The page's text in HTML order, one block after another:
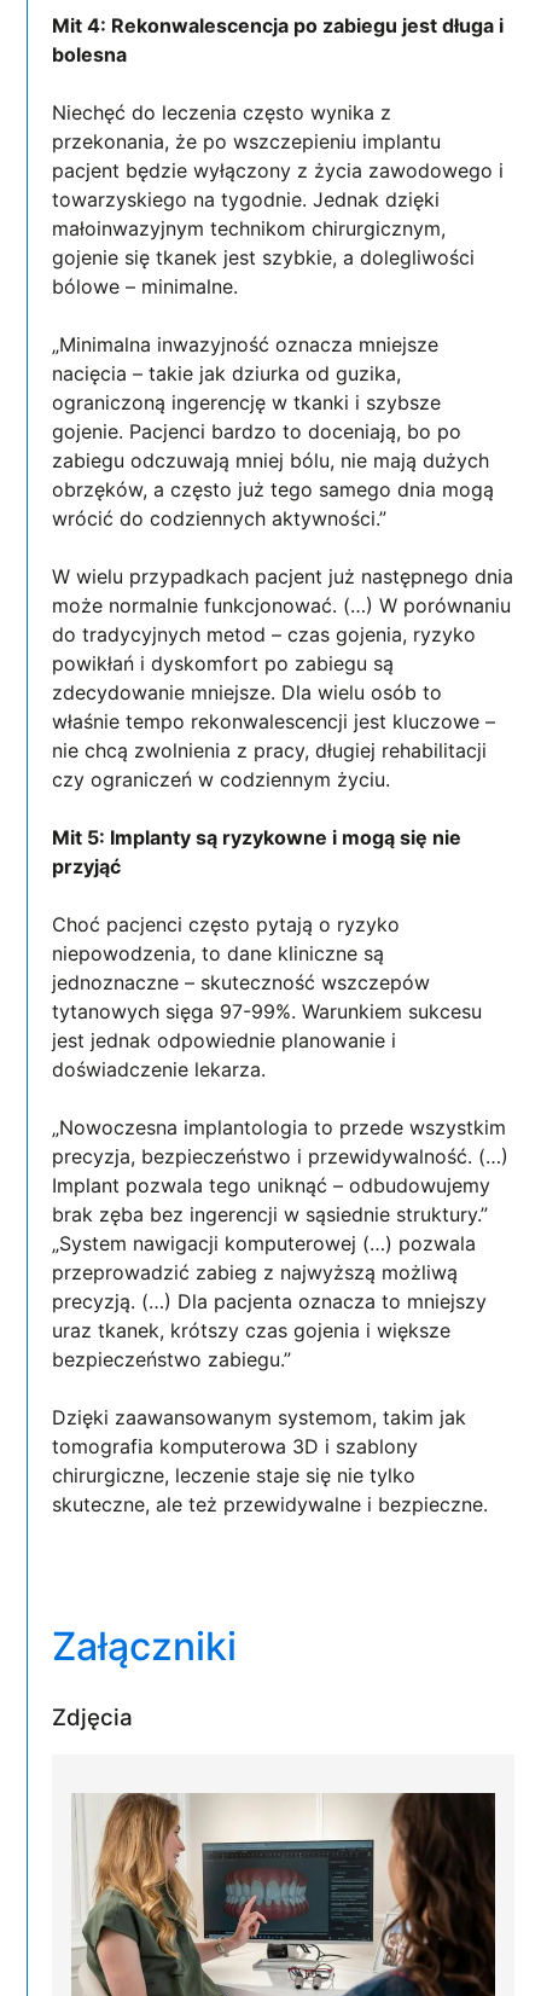
Mit 4: Rekonwalescencja po zabiegu jest długa i
bolesna
Niechęć do leczenia często wynika z
przekonania, że po wszczepieniu implantu
pacjent będzie wyłączony z życia zawodowego i
towarzyskiego na tygodnie. Jednak dzięki
małoinwazyjnym technikom chirurgicznym,
gojenie się tkanek jest szybkie, a dolegliwości
bólowe – minimalne.
„Minimalna inwazyjność oznacza mniejsze
nacięcia – takie jak dziurka od guzika,
ograniczoną ingerencję w tkanki i szybsze
gojenie. Pacjenci bardzo to doceniają, bo po
zabiegu odczuwają mniej bólu, nie mają dużych
obrzęków, a często już tego samego dnia mogą
wrócić do codziennych aktywności.”
W wielu przypadkach pacjent już następnego dnia
może normalnie funkcjonować. (…) W porównaniu
do tradycyjnych metod – czas gojenia, ryzyko
powikłań i dyskomfort po zabiegu są
zdecydowanie mniejsze. Dla wielu osób to
właśnie tempo rekonwalescencji jest kluczowe –
nie chcą zwolnienia z pracy, długiej rehabilitacji
czy ograniczeń w codziennym życiu.
Mit 5: Implanty są ryzykowne i mogą się nie
przyjąć
Choć pacjenci często pytają o ryzyko
niepowodzenia, to dane kliniczne są
jednoznaczne – skuteczność wszczepów
tytanowych sięga 97-99%. Warunkiem sukcesu
jest jednak odpowiednie planowanie i
doświadczenie lekarza.
„Nowoczesna implantologia to przede wszystkim
precyzja, bezpieczeństwo i przewidywalność. (…)
Implant pozwala tego uniknąć – odbudowujemy
brak zęba bez ingerencji w sąsiednie struktury.”
„System nawigacji komputerowej (…) pozwala
przeprowadzić zabieg z najwyższą możliwą
precyzją. (…) Dla pacjenta oznacza to mniejszy
uraz tkanek, krótszy czas gojenia i większe
bezpieczeństwo zabiegu.”
Dzięki zaawansowanym systemom, takim jak
tomografia komputerowa 3D i szablony
chirurgiczne, leczenie staje się nie tylko
skuteczne, ale też przewidywalne i bezpieczne.
Załączniki
Zdjęcia